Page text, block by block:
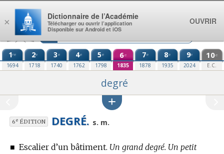
Aller au contenu
1re
1694
2e
1718
3e
1740
4e
1762
5e
1798
6e
1835
7e
1878
8e
1935
9e
2024
10e
E.C.
degré
6eÉDITION DEGRÉ. s. m.
■ Escalier d’un bâtiment. Un grand degré. Un petit
×
Dictionnaire de l’Académie
Télécharger ou ouvrir l’application
Disponible sur Android et iOS
OUVRIR